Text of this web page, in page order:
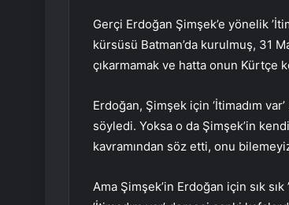
Gerçi Erdoğan Şimşek’e yönelik
kürsüsü Batman’da kurulmuş, 31
çıkarmamak ve hatta onun Kürtçe
Erdoğan, Şimşek için ‘İtimadım
söyledi. Yoksa o da Şimşek’in
kavramından söz etti, onu
Ama Şimşek’in Erdoğan için sık